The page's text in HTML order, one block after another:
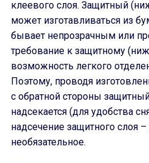
клеевого слоя. Защитный
может изготавливаться из
бывает непрозрачным или
требование к защитному
возможность легкого
Поэтому, проводя
с обратной стороны
надсекается (для удобства
надсечение защитного слоя
необязательное.